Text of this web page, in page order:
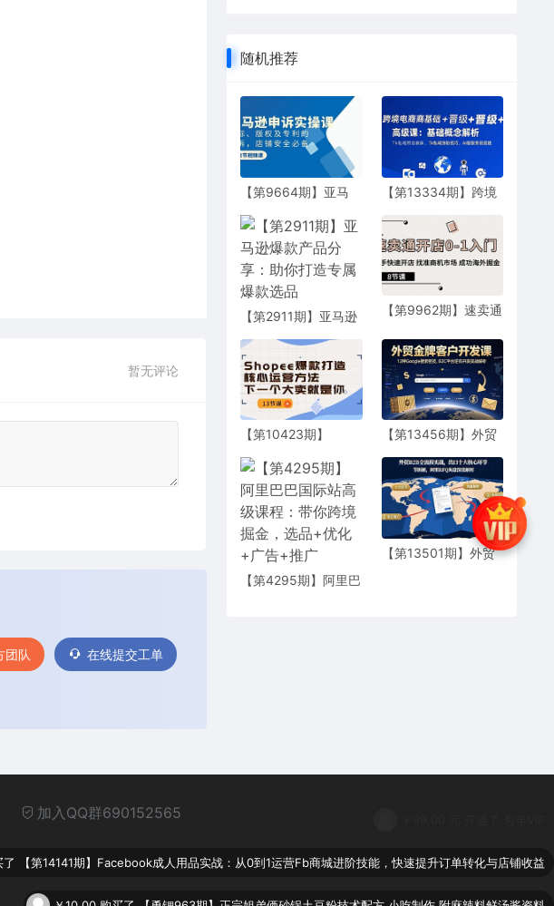
暂无评论
团队 在线提交工单
随机推荐
【第9664期】亚马
标、版权及专利的申
诉，店铺安全必备
【第13334期】跨境
课：基础概念解析,Tk
私域涨粉技巧,AI客服
系统搭建
【第2911期】亚马逊
打造专属爆款选品
【第9962期】速卖通
速开店 找准商机市场
成功海外掘金（8节
课）
【第10423期】
心运营方法，下一个
大卖就是你
【第13456期】外贸
种Google搜索密技，
B2C平台逆向开发实
战解析
【第4295期】阿里巴
【第13501期】外贸
加入QQ群690152565